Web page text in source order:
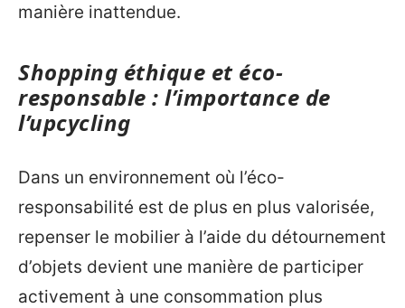
manière inattendue.
Shopping éthique et éco-
responsable : l’importance de
l’upcycling
Dans un environnement où l’éco-
responsabilité est de plus en plus valorisée,
repenser le mobilier à l’aide du détournement
d’objets devient une manière de participer
activement à une consommation plus